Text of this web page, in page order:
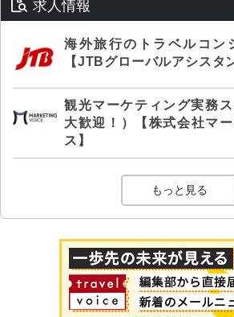
求人情報
海外旅行のトラベルコン
【JTBグローバルアシスタ
観光マーケティング実務
大歓迎！）【株式会社マ
ス】
もっと見る